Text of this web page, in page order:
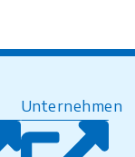
Unternehmen